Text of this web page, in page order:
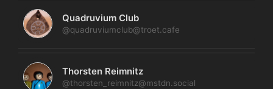
Quadruvium Club
@quadruviumclub@troet.cafe
Thorsten Reimnitz
@thorsten_reimnitz@mstdn.social